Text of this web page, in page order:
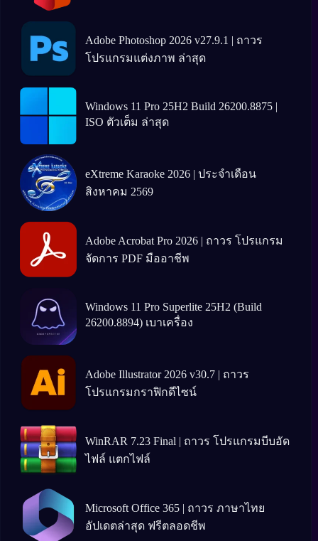
Adobe Photoshop 2026 v27.9.1 | ถาวร
โปรแกรมแต่งภาพ ล่าสุด
Windows 11 Pro 25H2 Build 26200.8875 |
ISO ตัวเต็ม ล่าสุด
eXtreme Karaoke 2026 | ประจำเดือน
สิงหาคม 2569
Adobe Acrobat Pro 2026 | ถาวร โปรแกรม
จัดการ PDF มืออาชีพ
Windows 11 Pro Superlite 25H2 (Build
26200.8894) เบาเครื่อง
Adobe Illustrator 2026 v30.7 | ถาวร
โปรแกรมกราฟิกดีไซน์
WinRAR 7.23 Final | ถาวร โปรแกรมบีบอัด
ไฟล์ แตกไฟล์
Microsoft Office 365 | ถาวร ภาษาไทย
อัปเดตล่าสุด ฟรีตลอดชีพ